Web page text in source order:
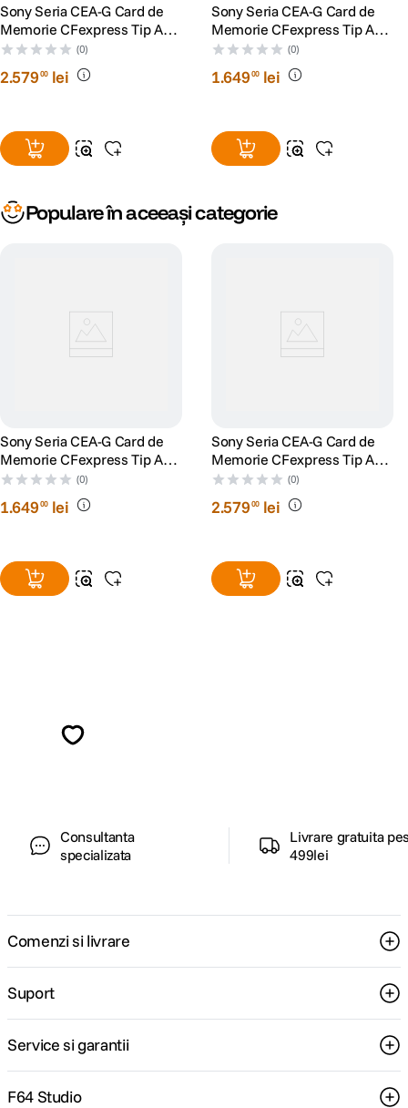
Sony Seria CEA-G Card de
Memorie CFexpress Tip A
480GB
(0)
2.57900 lei
Sony Seria CEA-G Card de
Memorie CFexpress Tip A
240GB
(0)
1.64900 lei
Populare în aceeași categorie
Sony Seria CEA-G Card de
Memorie CFexpress Tip A
240GB
(0)
1.64900 lei
Sony Seria CEA-G Card de
Memorie CFexpress Tip A
480GB
(0)
2.57900 lei
Consultanta
specializata
Livrare gratuita
499lei
Comenzi si livrare
Suport
Service si garantii
F64 Studio